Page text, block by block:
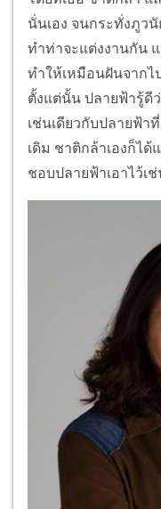
นั่นเอง จนกระทั่งภูว
ทำท่าจะแต่งงานกัน
ทำให้เหมือนฝันจากไ
ตั้งแต่นั้น ปลายฟ้ารู้ดี
เช่นเดียวกับปลายฟ้า
เดิม ชาติกล้าเองก็ไ
ชอบปลายฟ้าเอาไว้เ